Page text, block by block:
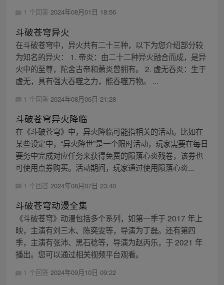
1 个回答 2024年08月01日 18:56
斗破苍穹异火
在斗破苍穹中，异火共有二十三种，以下为您介绍部分较
为知名的异火： 1. 帝炎：由二十二种异火融合而成，是异
火中的至尊，陀舍古帝和萧炎曾拥有。 2. 虚无吞炎：生于
虚无，具有强大吞噬之力，能吞噬万物。 ...
1 个回答 2024年08月06日 21:28
斗破苍穹异火降临
在《斗破苍穹》中，异火降临可能指相关的活动。比如在
某些设定中，“异火降世”是一个限时活动，玩家需要在每日
要务中完成对应任务来获得免费的陨落心炎残卷，该券也
可使用点券购买。活动期间，玩家通过使用陨落心炎...
1 个回答 2024年08月07日 23:40
斗破苍穹动漫全集
《斗破苍穹》动漫包括多个系列，如第一季于 2017 年上
映，主演有刘三木、陈奕雯等，导演为丁磊。还有第四
季，主演有张沛、黑石稔等，导演为赵丙乐，于 2021 年
播出。您可以通过相关视频平台观看。
1 个回答 2024年09月10日 09:22